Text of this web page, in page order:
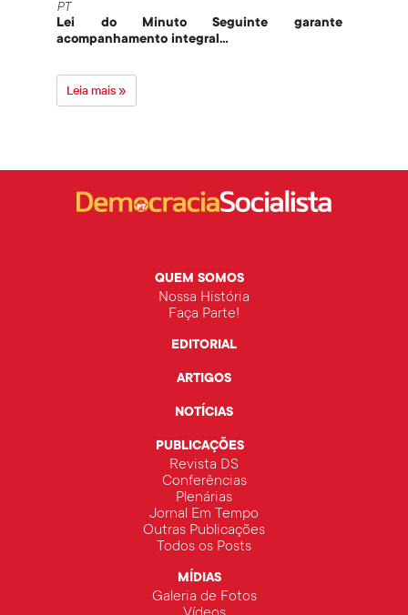
PT
Lei do Minuto Seguinte garante
acompanhamento integral...
Leia mais »
QUEM SOMOS
Nossa História
Faça Parte!
EDITORIAL
ARTIGOS
NOTÍCIAS
PUBLICAÇÕES
Revista DS
Conferências
Plenárias
Jornal Em Tempo
Outras Publicações
Todos os Posts
MÍDIAS
Galeria de Fotos